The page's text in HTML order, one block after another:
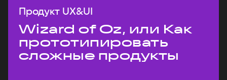
Продукт UX&UI
Wizard of Oz, или Как
прототипировать
сложные продукты